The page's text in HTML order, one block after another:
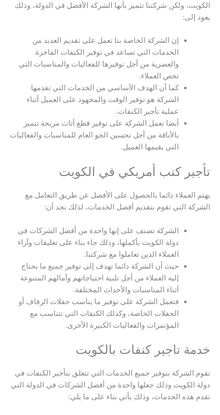
الكويت، ولكن شركتنا تتميز بأنها الشركة الأفضل في الدولة، وذلك
يعود إلى:
إن الشركة الخاصة بنا تعمل على تقديم العديد من
الخدمات التي تساعد في توفير الكنفات الفاخرة
والعصرية من أجل توفيرها للفعاليات والمناسبات التي
تخص العملاء.
كما أن الهدف الأساسي من الخدمات التي تقدمها
الشركة هو توفير الوقت والمجهود على العميل أثناء
عملية تأجير الكنفات.
أيضا تعمل الشركة على توفير قطع أثاث مريحة تتميز
بالأناقة من أجل تحسين الجو العام للمناسبات والفعاليات
التي يقيمها العميل.
تأجير كنب أمريكي في الكويت
يهتم العملاء دائما بالحصول على الأفضل عن طريق التعامل مع
الشركة التي تقوم بتقديم أفضل الخدمات، لذلك نجد أن:
الشركة تصنف على إنها واحدة من أفضل الشركات في
دولة الكويت بأكملها، وذلك جاء بناء على تعليقات وآراء
العملاء الذين تعاملوا مع شركتنا.
حيث أن الشركة دائما تهدف إلى توفير جميع ما يحتاج
إليه العملاء من أجل تلبية احتياجاتهم وآمالهم المتنوعة
أثناء المناسبات والأحداث المختلفة.
فتعمل الشركة على توفير ما يناسب حفلات الزفاف أو
الحفلات الخاصة، وكذلك الكنفات التي تتناسب مع
المؤتمرات والفعاليات الكبيرة الأخرى.
خدمة تاجير كنفات بالكويت
تقوم الشركة بتوفير جميع الخدمات التي تتعلق بتأجير الكنفات في
دولة الكويت وذلك جعلها واحدة من أفضل الشركات في الدولة التي
تقدم هذه الخدمات، وذلك يأتي بناء على ما يلي: